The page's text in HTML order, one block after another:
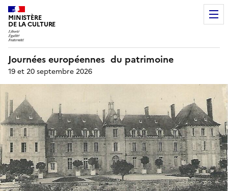
MINISTÈRE
DE LA CULTURE
Journées européennes du patrimoine
19 et 20 septembre 2026